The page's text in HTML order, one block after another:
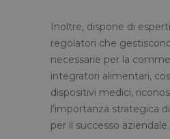
Inoltre, dispone di
regolatori che
necessarie per la
integratori alimentari,
dispositivi medici,
l’importanza strategica
per il successo aziendale.